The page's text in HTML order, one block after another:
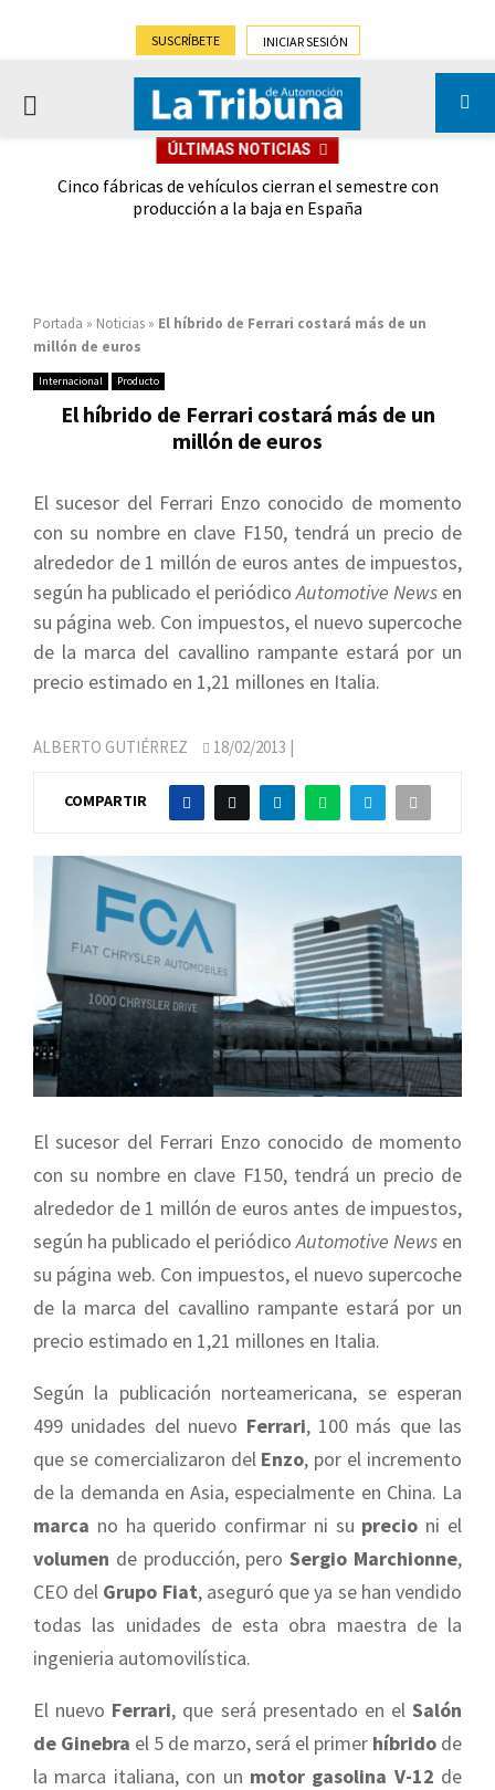
SUSCRÍBETE INICIAR SESIÓN
PRIMARY
ÚLTIMAS NOTICIAS
Cinco fábricas de vehículos cierran el semestre con
producción a la baja en España
Portada » Noticias » El híbrido de Ferrari costará más de un
millón de euros
Internacional Producto
El híbrido de Ferrari costará más de un
millón de euros
El sucesor del Ferrari Enzo conocido de momento
con su nombre en clave F150, tendrá un precio de
alrededor de 1 millón de euros antes de impuestos,
según ha publicado el periódicoAutomotive News en
su página web. Con impuestos, el nuevo supercoche
de la marca del cavallino rampante estará por un
precio estimado en 1,21 millones en Italia.
ALBERTO GUTIÉRREZ 18/02/2013 |
COMPARTIR
El sucesor del Ferrari Enzo conocido de momento
con su nombre en clave F150, tendrá un precio de
alrededor de 1 millón de euros antes de impuestos,
según ha publicado el periódicoAutomotive News en
su página web. Con impuestos, el nuevo supercoche
de la marca del cavallino rampante estará por un
precio estimado en 1,21 millones en Italia.
Según la publicación norteamericana, se esperan
499 unidades del nuevo Ferrari, 100 más que las
que se comercializaron del Enzo, por el incremento
de la demanda en Asia, especialmente en China. La
marca no ha querido confirmar ni su precio ni el
volumen de producción, peroSergio Marchionne,
CEO del Grupo Fiat, aseguró que ya se han vendido
todas las unidades de esta obra maestra de la
ingenieria automovilística.
El nuevo Ferrari, que será presentado en el Salón
de Ginebra el 5 de marzo, será el primer híbrido de
la marca italiana, con un motor gasolina V-12 de